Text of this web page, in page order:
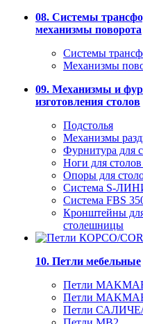
08. Системы
механизмы поворота
Системы
Механизмы
09. Механизмы и
изготовления столов
Подстолья
Механизмы
Фурнитура для
Ноги для
Опоры для
Система S-
Система FBS
Кронштейны
столешницы
10. Петли мебельные
Петли
Петли
Петли